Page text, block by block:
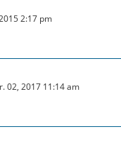
2:17 pm
02, 2017 11:14 am